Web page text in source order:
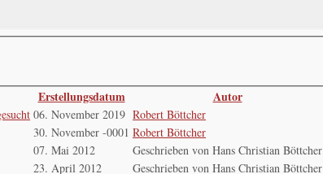
Erstellungsdatum Autor
06. November 2019 Robert Böttcher
30. November -0001 Robert Böttcher
07. Mai 2012 Geschrieben von Hans Christian Böttcher
23. April 2012 Geschrieben von Hans Christian Böttcher